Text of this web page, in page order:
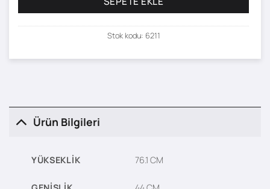
Stok kodu: 6211
Ürün Bilgileri
YÜKSEKLIK 76.1 CM